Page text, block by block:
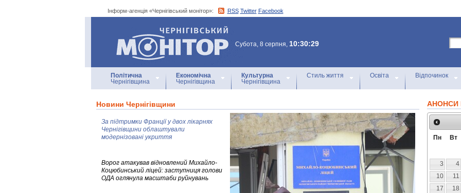
Інформ-агенція «Чернігівський монітор»: RSS Twitter Facebook
Інформ-агенція
«Чернігівський монітор»
Субота, 8 серпня, 10:30:29
Політична
Чернігівщина
Економічна
Чернігівщина
Культурна
Чернігівщина
Стиль життя Освіта Відпочинок
Новини Чернігівщини
За підтримки Франції у двох лікарнях
Чернігівщини облаштували
модернізовані укриття
Ворог атакував відновлений Михайло-
Коцюбинський ліцей: заступниця голови
ОДА оглянула масштаби руйнувань
АНОНСИ
Пн Вт
3
4
10
11
17
18